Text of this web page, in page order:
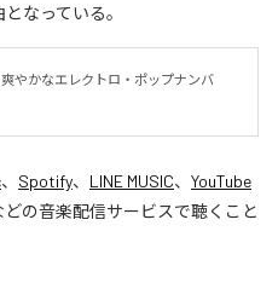
なっている。
やかなエレクトロ・ポップナンバ
、 Spotify、 LINE MUSIC、 YouTube
どの音楽配信サービスで聴くこと